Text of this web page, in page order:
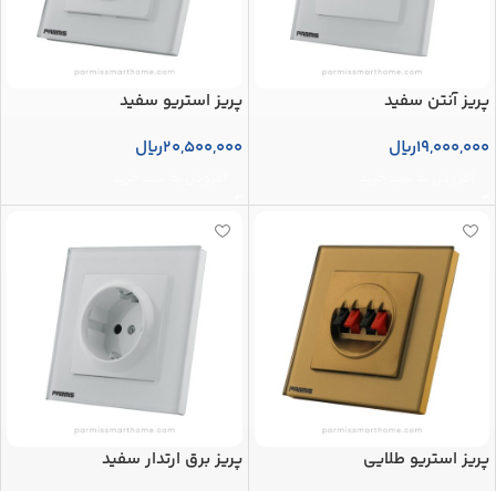
پریز آنتن سفید
19,000,000ریال
پریز استریو سفید
20,500,000ریال
پریز استریو طلایی
پریز برق ارتدار سفید